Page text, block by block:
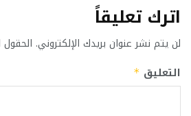
اترك تعليقاً
لن يتم نشر عنوان بريدك الإلكتروني. الحقول
التعليق *